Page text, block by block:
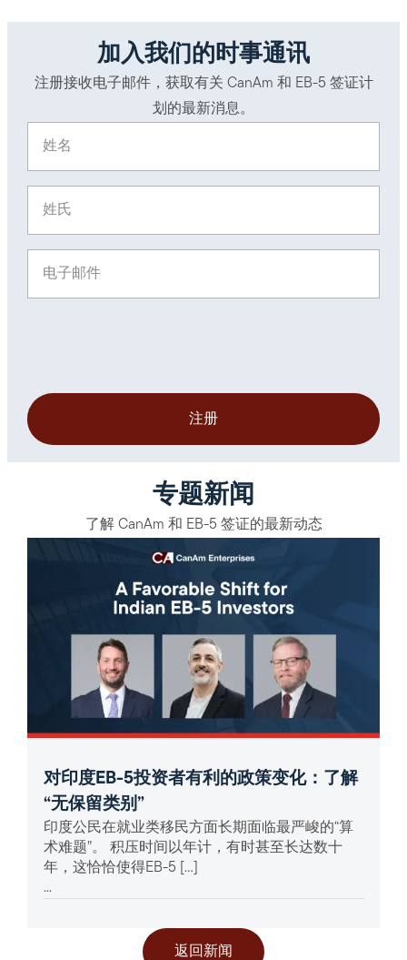
加入我们的时事通讯
注册接收电子邮件，获取有关 CanAm 和 EB-5 签证计
划的最新消息。
专题新闻
了解 CanAm 和 EB-5 签证的最新动态
对印度EB-5投资者有利的政策变化：了解
“无保留类别”
印度公民在就业类移民方面长期面临最严峻的“算
术难题”。 积压时间以年计，有时甚至长达数十
年，这恰恰使得EB-5 […]
...
返回新闻